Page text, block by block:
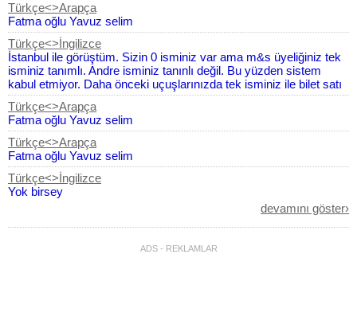
Türkçe<>Arapça
Fatma oğlu Yavuz selim
Türkçe<>İngilizce
İstanbul ile görüştüm. Sizin 0 isminiz var ama m&s üyeliğiniz tek
isminiz tanımlı. Andre isminiz tanınlı değil. Bu yüzden sistem
kabul etmiyor. Daha önceki uçuşlarınızda tek isminiz ile bilet satı
Türkçe<>Arapça
Fatma oğlu Yavuz selim
Türkçe<>Arapça
Fatma oğlu Yavuz selim
Türkçe<>İngilizce
Yok birsey
Dili<>Türkçe
devamını göster›
ADS - REKLAMLAR